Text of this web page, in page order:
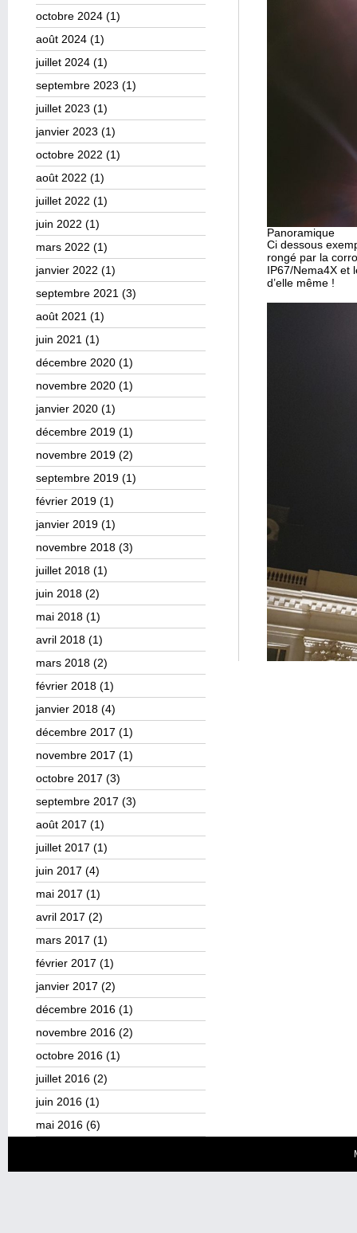
octobre 2024 (1)
août 2024 (1)
juillet 2024 (1)
septembre 2023 (1)
juillet 2023 (1)
janvier 2023 (1)
octobre 2022 (1)
août 2022 (1)
juillet 2022 (1)
juin 2022 (1)
mars 2022 (1)
janvier 2022 (1)
septembre 2021 (3)
août 2021 (1)
juin 2021 (1)
décembre 2020 (1)
novembre 2020 (1)
janvier 2020 (1)
décembre 2019 (1)
novembre 2019 (2)
septembre 2019 (1)
février 2019 (1)
janvier 2019 (1)
novembre 2018 (3)
juillet 2018 (1)
juin 2018 (2)
mai 2018 (1)
avril 2018 (1)
mars 2018 (2)
février 2018 (1)
janvier 2018 (4)
décembre 2017 (1)
novembre 2017 (1)
octobre 2017 (3)
septembre 2017 (3)
août 2017 (1)
juillet 2017 (1)
juin 2017 (4)
mai 2017 (1)
avril 2017 (2)
mars 2017 (1)
février 2017 (1)
janvier 2017 (2)
décembre 2016 (1)
novembre 2016 (2)
octobre 2016 (1)
juillet 2016 (2)
juin 2016 (1)
mai 2016 (6)
Panoramique
Ci dessous
rongé par la
IP67/Nema4X et
d’elle même !